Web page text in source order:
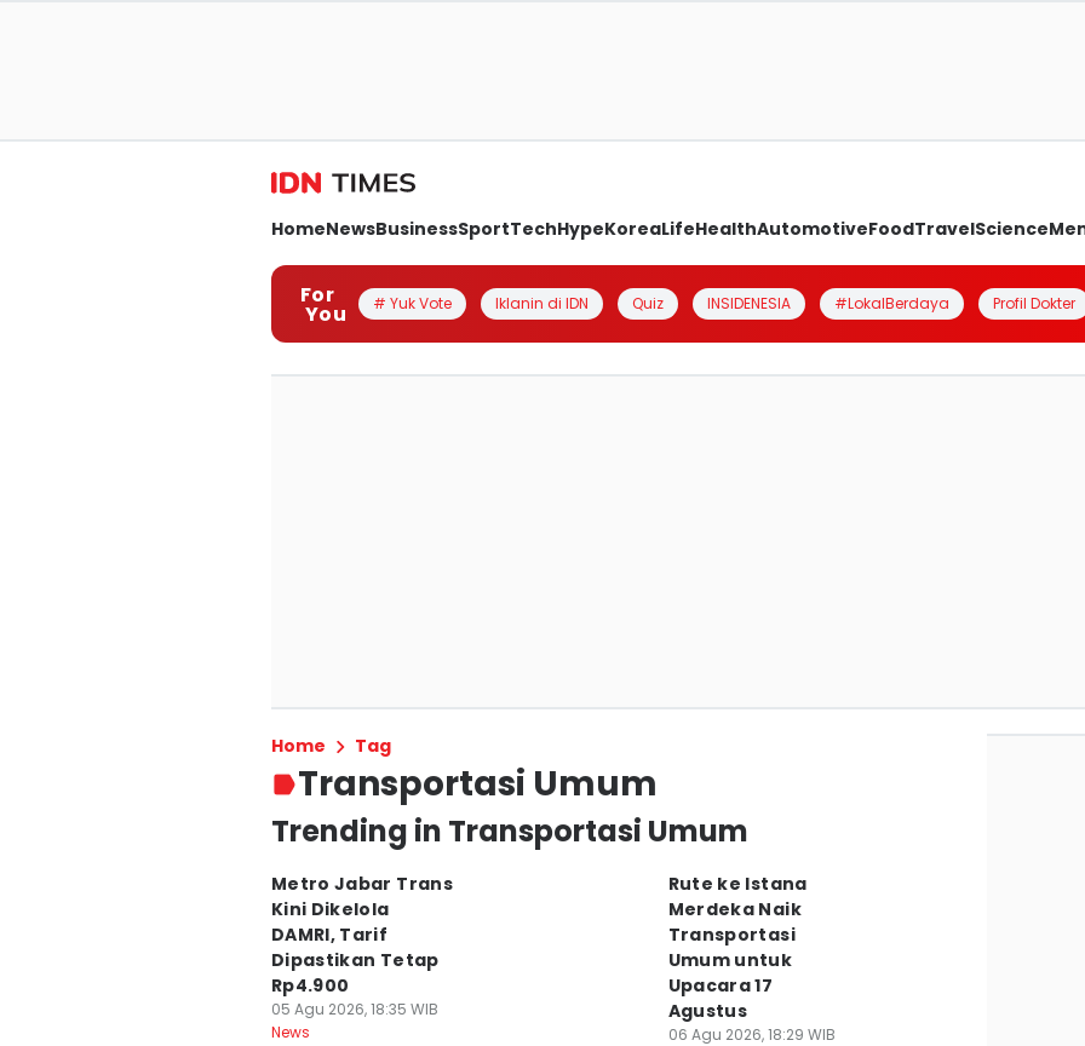
HomeNewsBusinessSportTechHypeKoreaLifeHealthAutomotiveFoodTravelScience
For
You # Yuk Vote Iklanin di IDN Quiz INSIDENESIA #LokalBerdaya Profil Dokter
Home Tag
Transportasi Umum
Trending in Transportasi Umum
Metro Jabar Trans
Kini Dikelola
DAMRI, Tarif
Dipastikan Tetap
Rp4.900
05 Agu 2026, 18:35 WIB
News
Rute ke Istana
Merdeka Naik
Transportasi
Umum untuk
Upacara 17
Agustus
06 Agu 2026, 18:29 WIB